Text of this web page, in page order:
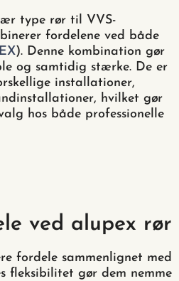
type rør til VVS-
fordelene ved både
). Denne kombination gør
og samtidig stærke. De er
installationer,
hvilket gør
hos både professionelle
ved alupex rør
fordele sammenlignet med
fleksibilitet gør dem nemme